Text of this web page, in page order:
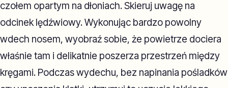
czołem opartym na dłoniach. Skieruj uwagę na
odcinek lędźwiowy. Wykonując bardzo powolny
wdech nosem, wyobraź sobie, że powietrze dociera
właśnie tam i delikatnie poszerza przestrzeń między
kręgami. Podczas wydechu, bez napinania pośladków